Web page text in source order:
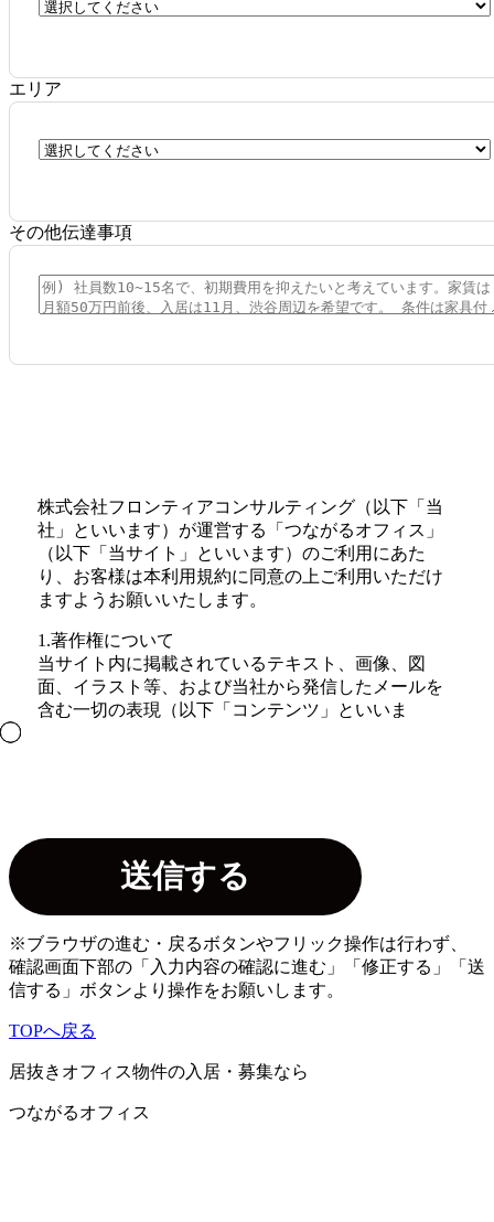
エリア
その他伝達事項
株式会社フロンティアコンサルティング（以下「当
社」といいます）が運営する「つながるオフィス」
（以下「当サイト」といいます）のご利用にあた
り、お客様は本利用規約に同意の上ご利用いただけ
ますようお願いいたします。
1.著作権について
当サイト内に掲載されているテキスト、画像、図
面、イラスト等、および当社から発信したメールを
含む一切の表現（以下「コンテンツ」といいま
2.リンクについて
当サイトへのリンクは、原則として自由ですが、当
サイトが公開する情報の信頼性が損なわれるおそれ
があるホームページからのリンク等、当社が不適当
と判断する場合にはリンクをお断りすることがござ
います。また、リンク元に対する第三者からの賠償
その他いかなる苦情、請求等について当社は一切の
責任を負いません。
3.免責事項について
かつ正確な情報を掲載するよう努めておりますが、
※ブラウザの進む・戻るボタンやフリック操作は行わず、
確認画面下部の「入力内容の確認に進む」「修正する」「送
信する」ボタンより操作をお願いします。
TOPへ戻る
居抜きオフィス物件の入居・募集なら
つながるオフィス